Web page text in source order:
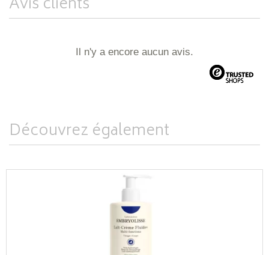
Il n'y a encore aucun avis.
Découvrez également